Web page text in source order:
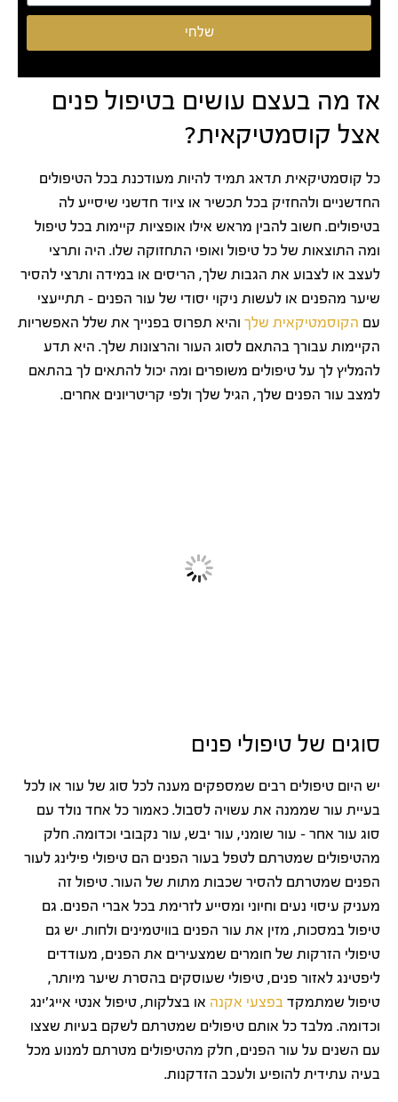
שלחי
אז מה בעצם עושים בטיפול פנים
אצל קוסמטיקאית?
כל קוסמטיקאית תדאג תמיד להיות מעודכנת בכל הטיפולים
החדשניים ולהחזיק בכל תכשיר או ציוד חדשני שיסייע לה
בטיפולים. חשוב להבין מראש אילו אופציות קיימות בכל טיפול
ומה התוצאות של כל טיפול ואופי התחזוקה שלו. היה ותרצי
לעצב או לצבוע את הגבות שלך, הריסים או במידה ותרצי להסיר
שיער מהפנים או לעשות ניקוי יסודי של עור הפנים – תתייעצי
עם הקוסמטיקאית שלך והיא תפרוס בפנייך את שלל האפשריות
הקיימות עבורך בהתאם לסוג העור והרצונות שלך. היא תדע
להמליץ לך על טיפולים משופרים ומה יכול להתאים לך בהתאם
למצב עור הפנים שלך, הגיל שלך ולפי קריטריונים אחרים.
סוגים של טיפולי פנים
יש היום טיפולים רבים שמספקים מענה לכל סוג של עור או לכל
בעיית עור שממנה את עשויה לסבול. כאמור כל אחד נולד עם
סוג עור אחר – עור שומני, עור יבש, עור נקבובי וכדומה. חלק
מהטיפולים שמטרתם לטפל בעור הפנים הם טיפולי פילינג לעור
הפנים שמטרתם להסיר שכבות מתות של העור. טיפול זה
מעניק עיסוי נעים וחיוני ומסייע לזרימת בכל אברי הפנים. גם
טיפול במסכות, מזין את עור הפנים בוויטמינים ולחות. יש גם
טיפולי הזרקות של חומרים שמצעירים את הפנים, מעודדים
ליפטינג לאזור פנים, טיפולי שעוסקים בהסרת שיער מיותר,
טיפול שמתמקד בפצעי אקנה או בצלקות, טיפול אנטי אייג'ינג
וכדומה. מלבד כל אותם טיפולים שמטרתם לשקם בעיות שצצו
עם השנים על עור הפנים, חלק מהטיפולים מטרתם למנוע מכל
בעיה עתידית להופיע ולעכב הזדקנות.